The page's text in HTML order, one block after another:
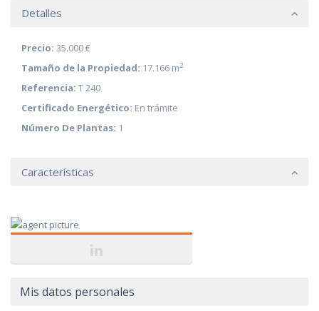
Detalles
Precio: 35.000 €
Tamaño de la Propiedad: 17.166 m2
Referencia: T 240
Certificado Energético: En trámite
Número De Plantas: 1
Características
Mis datos personales